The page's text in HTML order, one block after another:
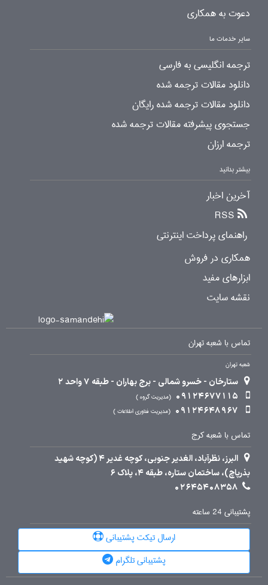
دعوت به همکاری
سایر خدمات ما
ترجمه انگلیسی به فارسی
دانلود مقالات ترجمه شده
دانلود مقالات ترجمه شده رایگان
جستجوی پیشرفته مقالات ترجمه شده
ترجمه ارزان
بیشتر بدانید
آخرین اخبار
RSS
راهنمای پرداخت اینترنتی
همکاری در فروش
ابزارهای مفید
نقشه سایت
تماس با شعبه تهران
شعبه تهران
ستارخان - خسرو شمالی - برج بهاران - طبقه 7 واحد 2
09124677115
مدیریت گروه
09124648967 مدیریت فناوری اطلاعات
تماس با شعبه کرج
البرز، نظرآباد، الغدیر جنوبی، کوچه غدیر 4 (کوچه شهید
بذرپاچ)، ساختمان ستاره، طبقه 4، پلاک 6
02645408358
پشتیبانی 24 ساعته
ارسال تیکت پشتیبانی
پشتیبانی تلگرام